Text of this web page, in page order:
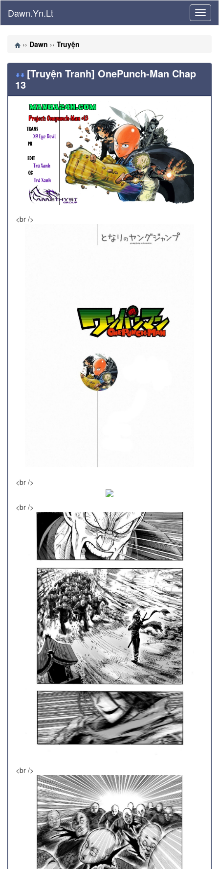
Dawn.Yn.Lt
›› Dawn ›› Truyện
[Truyện Tranh] OnePunch-Man Chap
13
<br />
<br />
<br />
<br />